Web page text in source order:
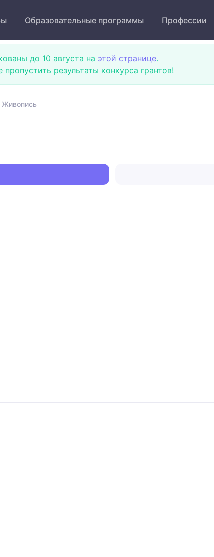
Образовательные программы Профессии
до 10 августа на этой странице.
пропустить результаты конкурса грантов!
Живопись